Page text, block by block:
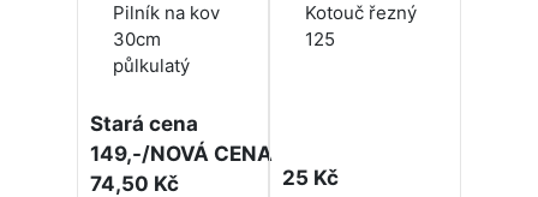
Pilník na kov
30cm
půlkulatý
Stará cena
149,-/NOVÁ CENA
74,50 Kč
Kotouč řezný
125
25 Kč